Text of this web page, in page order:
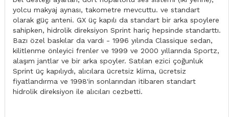
yolcu makyaj aynası, takometre mevcuttu. ve standart
olarak güç anteni. GX üç kapılı da standart bir arka spoylere
sahipken, hidrolik direksiyon Sprint hariç hepsinde standarttı.
Bazı özel baskılar da vardı - 1996 yılında Classique sedan,
kilitlenme önleyici frenler ve 1999 ve 2000 yıllarında Sportz,
alaşım jantlar ve bir arka spoyler. Satılan ezici çoğunluk
Sprint üç kapılıydı, alıcılara ücretsiz klima, ücretsiz
fiyatlandırma ve 1998'in sonlarından itibaren standart
hidrolik direksiyon ile alıcıları cezbetti.